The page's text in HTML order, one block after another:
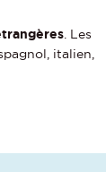
. Les
italien,